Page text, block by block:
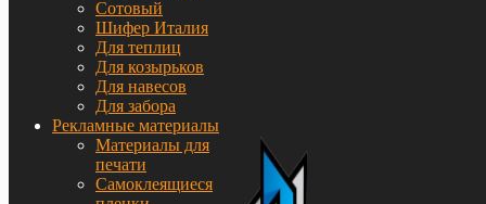
Сотовый
Шифер Италия
Для теплиц
Для козырьков
Для навесов
Для забора
Рекламные материалы
Материалы для
печати
Самоклеящиеся